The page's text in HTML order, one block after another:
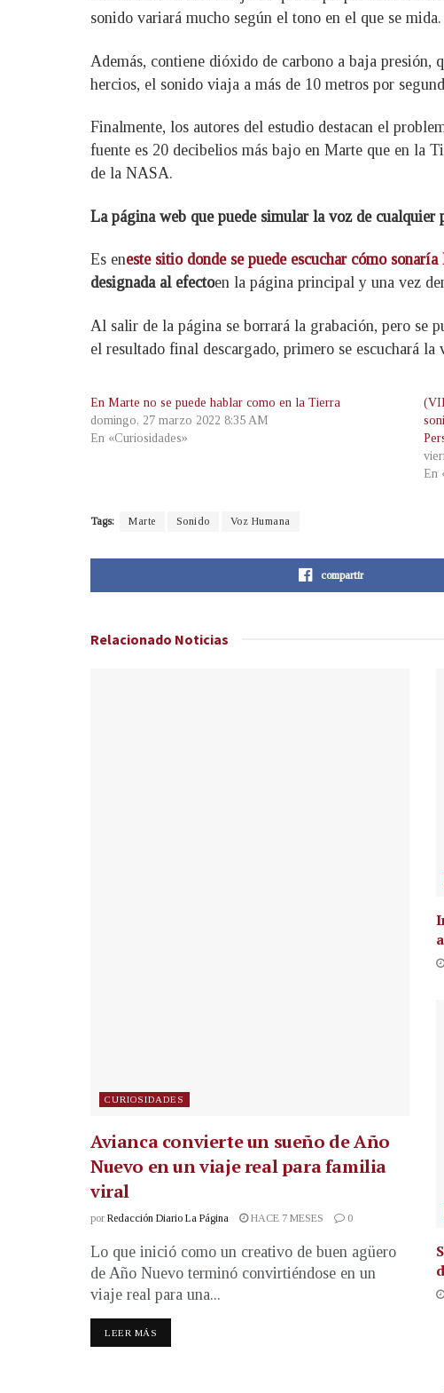
sonido variará mucho según el tono en el que se mida.
Además, contiene dióxido de carbono a baja presión,
hercios, el sonido viaja a más de 10 metros por
Finalmente, los autores del estudio destacan el
fuente es 20 decibelios más bajo en Marte que en la
de la NASA.
La página web que puede simular la voz de cualquier
Es eneste sitio donde se puede escuchar cómo
designada al efectoen la página principal y una vez
Al salir de la página se borrará la grabación, pero se
el resultado final descargado, primero se escuchará
En Marte no se puede hablar como en la Tierra
domingo, 27 marzo 2022 8:35 AM
En «Curiosidades»
En
Tags: Marte Sonido Voz Humana
compartir
Relacionado Noticias
CURIOSIDADES
Avianca convierte un sueño de Año
Nuevo en un viaje real para familia
viral
por Redacción Diario La Página HACE 7 MESES 0
Lo que inició como un creativo de buen agüero
de Año Nuevo terminó convirtiéndose en un
viaje real para una...
LEER MÁS